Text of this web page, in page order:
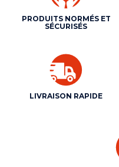
PRODUITS NORMÉS ET
SÉCURISÉS
LIVRAISON RAPIDE